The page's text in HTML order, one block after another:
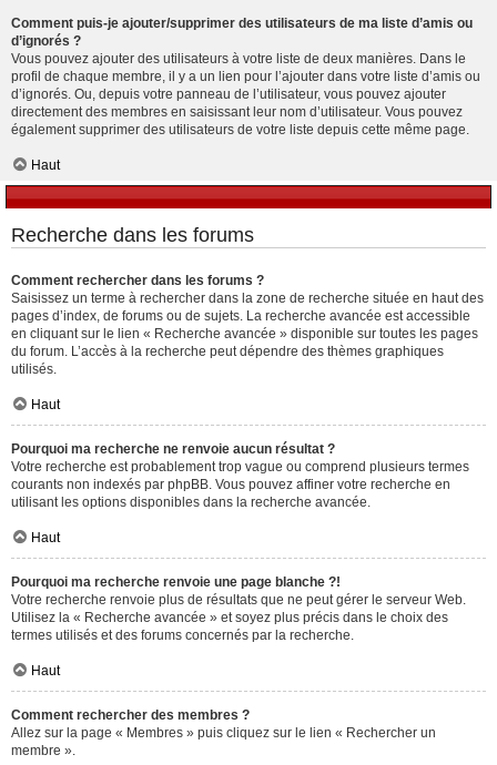
Comment puis-je ajouter/supprimer des utilisateurs de ma liste d’amis ou
d’ignorés ?
Vous pouvez ajouter des utilisateurs à votre liste de deux manières. Dans le
profil de chaque membre, il y a un lien pour l’ajouter dans votre liste d’amis ou
d’ignorés. Ou, depuis votre panneau de l’utilisateur, vous pouvez ajouter
directement des membres en saisissant leur nom d’utilisateur. Vous pouvez
également supprimer des utilisateurs de votre liste depuis cette même page.
Haut
Recherche dans les forums
Comment rechercher dans les forums ?
Saisissez un terme à rechercher dans la zone de recherche située en haut des
pages d’index, de forums ou de sujets. La recherche avancée est accessible
en cliquant sur le lien « Recherche avancée » disponible sur toutes les pages
du forum. L’accès à la recherche peut dépendre des thèmes graphiques
utilisés.
Haut
Pourquoi ma recherche ne renvoie aucun résultat ?
Votre recherche est probablement trop vague ou comprend plusieurs termes
courants non indexés par phpBB. Vous pouvez affiner votre recherche en
utilisant les options disponibles dans la recherche avancée.
Haut
Pourquoi ma recherche renvoie une page blanche ?!
Votre recherche renvoie plus de résultats que ne peut gérer le serveur Web.
Utilisez la « Recherche avancée » et soyez plus précis dans le choix des
termes utilisés et des forums concernés par la recherche.
Haut
Comment rechercher des membres ?
Allez sur la page « Membres » puis cliquez sur le lien « Rechercher un
membre ».